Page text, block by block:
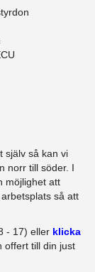
själv så kan vi
norr till söder. I
möjlighet att
så att
- 17) eller klicka
offert till din just